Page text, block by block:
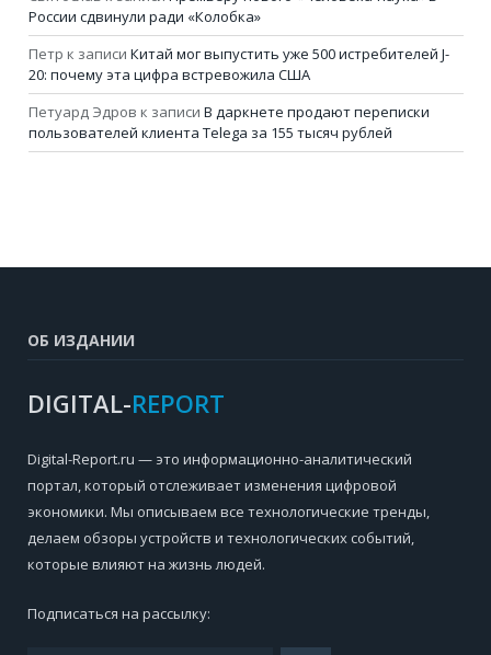
России сдвинули ради «Колобка»
Петр к записи Китай мог выпустить уже 500 истребителей J-
20: почему эта цифра встревожила США
Петуард Эдров к записи В даркнете продают переписки
пользователей клиента Telega за 155 тысяч рублей
ОБ ИЗДАНИИ
DIGITAL-REPORT
Digital-Report.ru — это информационно-аналитический
портал, который отслеживает изменения цифровой
экономики. Мы описываем все технологические тренды,
делаем обзоры устройств и технологических событий,
которые влияют на жизнь людей.
Подписаться на рассылку: